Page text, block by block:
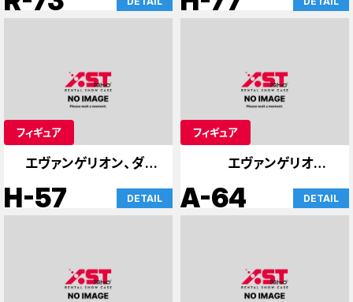
フィギュア
エヴァンゲリオン、ダー
スベイダーのケース
H-57 DETAIL
フィギュア
エヴァンゲリオン、
SAO、ケース
A-64 DETAIL